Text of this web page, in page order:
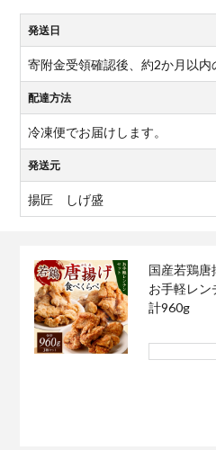
発送日
寄附金受領確認後、約2か月以内
配達方法
冷凍便でお届けします。
発送元
揚匠 しげ盛
国産若鶏唐
お手軽レン
計960g